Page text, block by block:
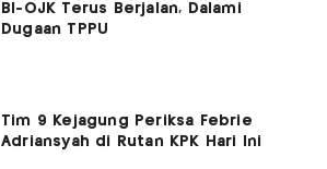
BI-OJK Terus Berjalan, Dalami
Dugaan TPPU
Tim 9 Kejagung Periksa Febrie
Adriansyah di Rutan KPK Hari Ini